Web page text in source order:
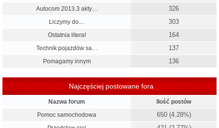
Autocom 2013.3 akty…
326
Liczymy do.... 303
Ostatnia litera! 164
Technik pojazdów sa… 137
Pomagamy innym 136
Najczęściej postowane fora
Nazwa forum
Ilość postów
Pomoc samochodowa
650 (4.28%)